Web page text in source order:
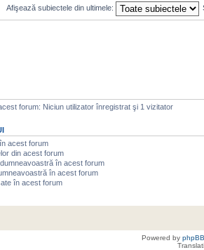
Afişează subiectele din ultimele:
forum: Niciun utilizator înregistrat şi 1 vizitator
acest forum
din acest forum
în acest forum
în acest forum
în acest forum
Powered by phpBB